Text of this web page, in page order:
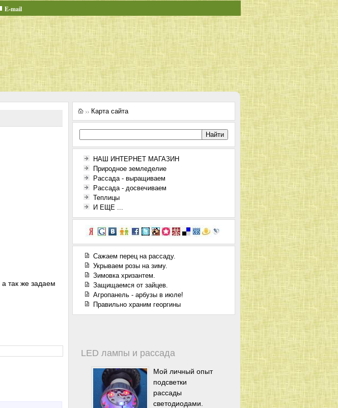
а так же задаем
Карта сайта
НАШ ИНТЕРНЕТ МАГАЗИН
Природное земледелие
Рассада - выращиваем
Рассада - досвечиваем
Теплицы
И ЕЩЕ ...
Сажаем перец на рассаду.
Укрываем розы на зиму.
Зимовка хризантем.
Защищаемся от зайцев.
Агропанель - арбузы в июле!
Правильно храним георгины
LED лампы и рассада
Мой личный опыт
подсветки
рассады
светодиодами.
E-mail